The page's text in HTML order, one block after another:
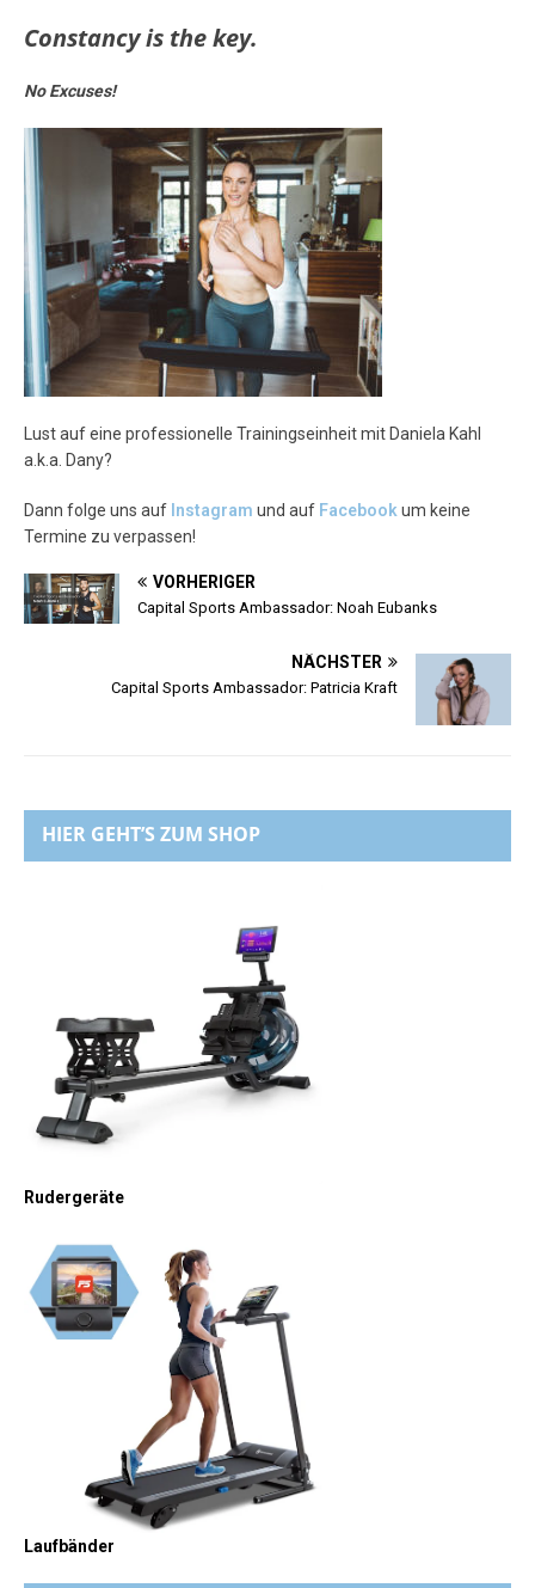
Constancy is the key.
No Excuses!
Lust auf eine professionelle Trainingseinheit mit Daniela Kahl
a.k.a. Dany?
Dann folge uns auf Instagram und auf Facebook um keine
Termine zu verpassen!
VORHERIGER
Capital Sports Ambassador: Noah Eubanks
NÄCHSTER
Capital Sports Ambassador: Patricia Kraft
HIER GEHT’S ZUM SHOP
Rudergeräte
Laufbänder